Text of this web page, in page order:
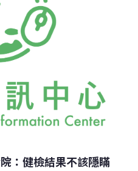
期暴露下，尿液中的TdGA
此有關。詹長權說，分析
至少一項重金屬檢查濃度偏
濃度高於8.1者，竟佔了
：健檢結果不該隱瞞